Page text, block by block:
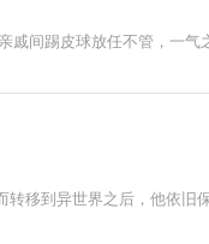
间踢皮球放任不管，一气
移到异世界之后，他依旧